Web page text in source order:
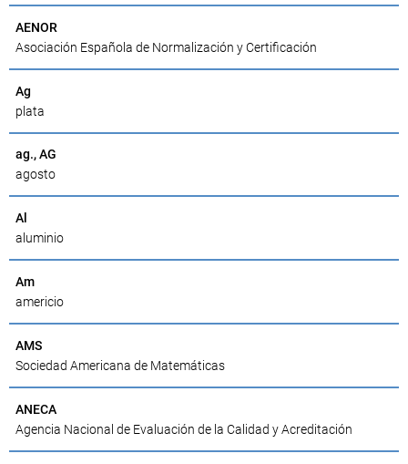
AENOR
Asociación Española de Normalización y Certificación
Ag
plata
ag., AG
agosto
Al
aluminio
Am
americio
AMS
Sociedad Americana de Matemáticas
ANECA
Agencia Nacional de Evaluación de la Calidad y Acreditación